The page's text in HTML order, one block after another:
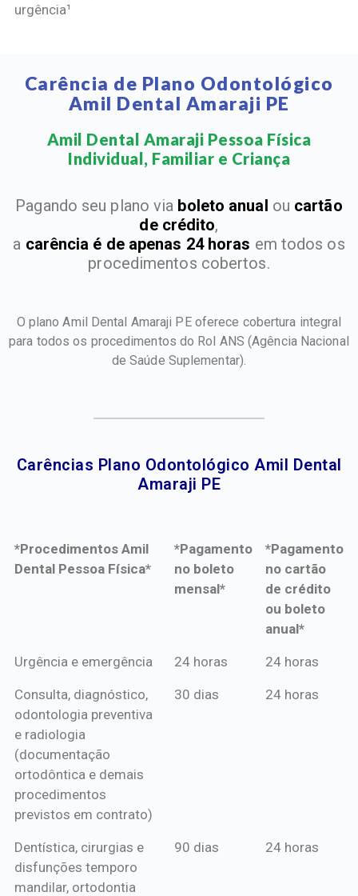
urgência¹
Carência de Plano Odontológico
Amil Dental Amaraji PE
Amil Dental Amaraji Pessoa Física
Individual, Familiar e Criança​
Pagando seu plano via boleto anual ou cartão
de crédito,
a carência é de apenas 24 horas em todos os
procedimentos cobertos.
O plano Amil Dental Amaraji PE oferece cobertura integral
para todos os procedimentos do Rol ANS(Agência Nacional
de Saúde Suplementar).
Carências Plano Odontológico Amil Dental
Amaraji PE​
*Procedimentos Amil
Dental Pessoa Física*
*Pagamento
no boleto
mensal*
*Pagamento
no cartão
de crédito
ou boleto
anual*
*Procedimentos Amil
*Pagamento
mensal*
*Pagamento
de crédito
Urgência e emergência 24 horas 24 horas
Consulta, diagnóstico,
odontologia preventiva
e radiologia
(documentação
ortodôntica e demais
procedimentos
previstos em contrato)
30 dias 24 horas
Dentística, cirurgias e
disfunções temporo
mandilar, ortodontia
90 dias 24 horas